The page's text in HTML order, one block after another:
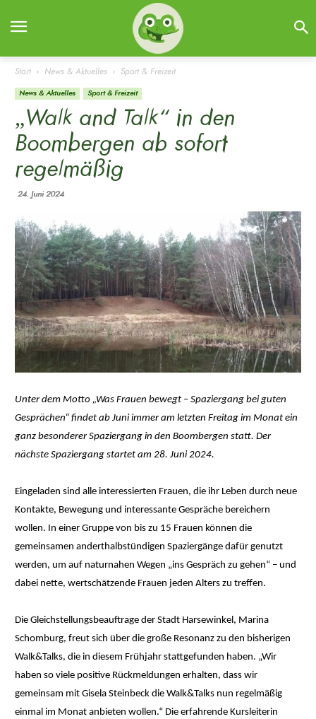
Start News & Aktuelles Sport & Freizeit
News & Aktuelles Sport & Freizeit
„Walk and Talk“ in den
Boombergen ab sofort
regelmäßig
24. Juni 2024
Unter dem Motto „Was Frauen bewegt – Spaziergang bei guten
Gesprächen“ findet ab Juni immer am letzten Freitag im Monat ein
ganz besonderer Spaziergang in den Boombergen statt. Der
nächste Spaziergang startet am 28. Juni 2024.
Eingeladen sind alle interessierten Frauen, die ihr Leben durch neue
Kontakte, Bewegung und interessante Gespräche bereichern
wollen. In einer Gruppe von bis zu 15 Frauen können die
gemeinsamen anderthalbstündigen Spaziergänge dafür genutzt
werden, um auf naturnahen Wegen „ins Gespräch zu gehen“ – und
dabei nette, wertschätzende Frauen jeden Alters zu treffen.
Die Gleichstellungsbeauftrage der Stadt Harsewinkel, Marina
Schomburg, freut sich über die große Resonanz zu den bisherigen
Walk&Talks, die in diesem Frühjahr stattgefunden haben. „Wir
haben so viele positive Rückmeldungen erhalten, dass wir
gemeinsam mit Gisela Steinbeck die Walk&Talks nun regelmäßig
einmal im Monat anbieten wollen.“ Die erfahrende Kursleiterin